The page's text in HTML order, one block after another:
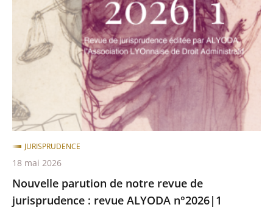
notre
revue
de
jurisprudence
revue
ALYODA
n°2026|1
Nouvelle parution de notre revue de
jurisprudence : revue ALYODA n°2026|1
JURISPRUDENCE
18 mai 2026